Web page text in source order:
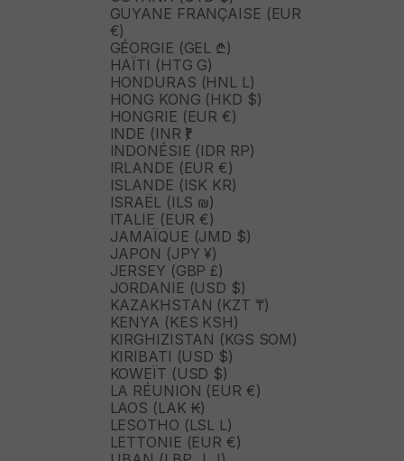
GUYANE FRANÇAISE (EUR
€)
GÉORGIE (GEL ₾)
HAÏTI (HTG G)
HONDURAS (HNL L)
HONG KONG (HKD $)
HONGRIE (EUR €)
INDE (INR ₹)
INDONÉSIE (IDR RP)
IRLANDE (EUR €)
ISLANDE (ISK KR)
ISRAËL (ILS ₪)
ITALIE (EUR €)
JAMAÏQUE (JMD $)
JAPON (JPY ¥)
JERSEY (GBP £)
JORDANIE (USD $)
KAZAKHSTAN (KZT ₸)
KENYA (KES KSH)
KIRGHIZISTAN (KGS SOM)
KIRIBATI (USD $)
KOWEÏT (USD $)
LA RÉUNION (EUR €)
LAOS (LAK ₭)
LESOTHO (LSL L)
LETTONIE (EUR €)